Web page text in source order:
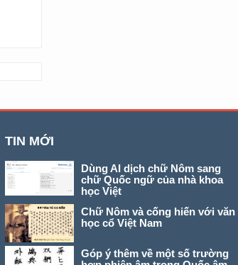
TIN MỚI
Dùng AI dịch chữ Nôm sang
chữ Quốc ngữ của nhà khoa
học Việt
Chữ Nôm và cống hiến với văn
học cổ Việt Nam
Góp ý thêm về một số trường